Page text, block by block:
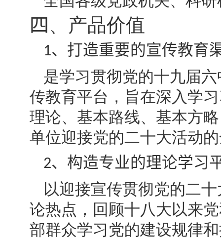
四 、产品价值
1、 打造重要的宣传教育
是学习贯彻党的十九届
传教育平台，旨在深入学
理论、基本路线、基本方
单位迎接党的二十大活动
2、 构造专业的理论学习
以迎接宣传贯彻党的二
论热点，回顾十八大以来
部群众学习党的建设规律